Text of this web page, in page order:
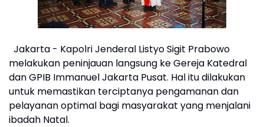
Jakarta - Kapolri Jenderal Listyo Sigit Prabowo
melakukan peninjauan langsung ke Gereja Katedral
dan GPIB Immanuel Jakarta Pusat. Hal itu dilakukan
untuk memastikan terciptanya pengamanan dan
pelayanan optimal bagi masyarakat yang menjalani
ibadah Natal.